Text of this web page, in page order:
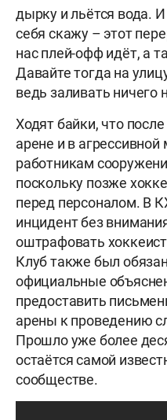
дырку и льётся вода.
себя скажу – этот
нас плей-офф идёт, а
Давайте тогда на
ведь заливать ничего
Ходят байки, что
арене и в
работникам
поскольку позже
перед персоналом. В
инцидент без
оштрафовать
Клуб также был
официальные
предоставить
арены к проведению
Прошло уже более
остаётся самой
сообществе.